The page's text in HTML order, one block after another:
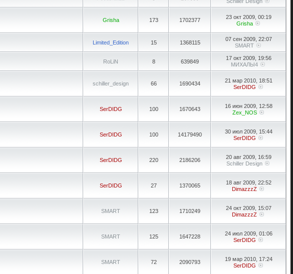
Grisha 173 1702377
23 окт 2009, 00:19
Grisha
Limited_Edition 15 1368115
07 сен 2009, 22:07
SMART
RoLiN 8 639849
17 окт 2009, 19:56
МИХАЛЫ4
schiller_design 66 1690434
21 мар 2010, 18:51
SerDIDG
SerDIDG 100 1670643
16 июн 2009, 12:58
Zex_NOS
SerDIDG 100 14179490
30 июл 2009, 15:44
SerDIDG
SerDIDG 220 2186206
20 авг 2009, 16:59
Schiller Design
SerDIDG 27 1370065
18 авг 2009, 22:52
DimazzzZ
SMART 123 1710249
24 окт 2009, 15:07
DimazzzZ
SMART 125 1647228
24 июл 2009, 01:06
SerDIDG
SMART 72 2090793
19 мар 2010, 17:24
SerDIDG